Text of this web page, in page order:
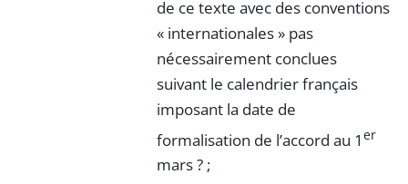
de ce texte avec des conventions
« internationales » pas
nécessairement conclues
suivant le calendrier français
imposant la date de
formalisation de l’accord au 1 er
mars ? ;